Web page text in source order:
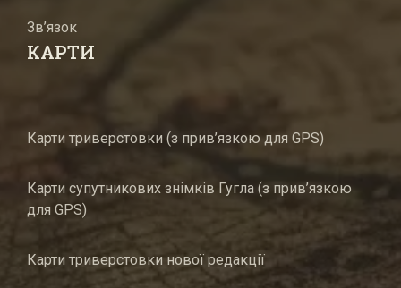
Зв’язок
КАРТИ
Карти триверстовки (з прив’язкою для GPS)
Карти супутникових знімків Гугла (з прив’язкою
для GPS)
Карти триверстовки нової редакції